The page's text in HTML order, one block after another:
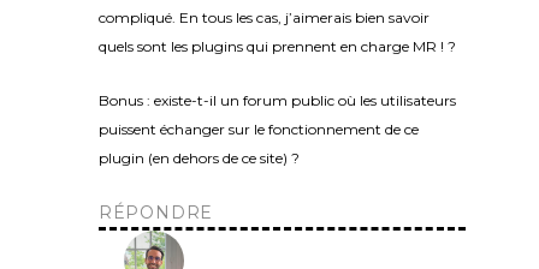
compliqué. En tous les cas, j’aimerais bien savoir
quels sont les plugins qui prennent en charge MR ! ?
Bonus : existe-t-il un forum public où les utilisateurs
puissent échanger sur le fonctionnement de ce
plugin (en dehors de ce site) ?
RÉPONDRE